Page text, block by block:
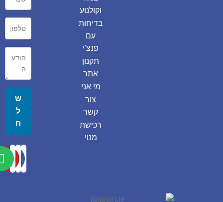
וקולנוע
בדיחות
עם
פנצ'י
תקנון
אתר
מי אני
צור
קשר
רכישת
מנוי
ש
ל
ח